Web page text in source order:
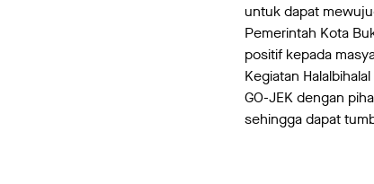
untuk dapat
Pemerintah Kota
positif kepada
Kegiatan
GO-JEK dengan
sehingga dapat